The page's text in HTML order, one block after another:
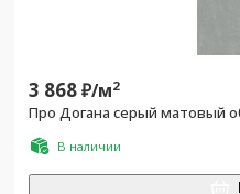
3 868₽/м2
Про Догана серый матовый
В наличии